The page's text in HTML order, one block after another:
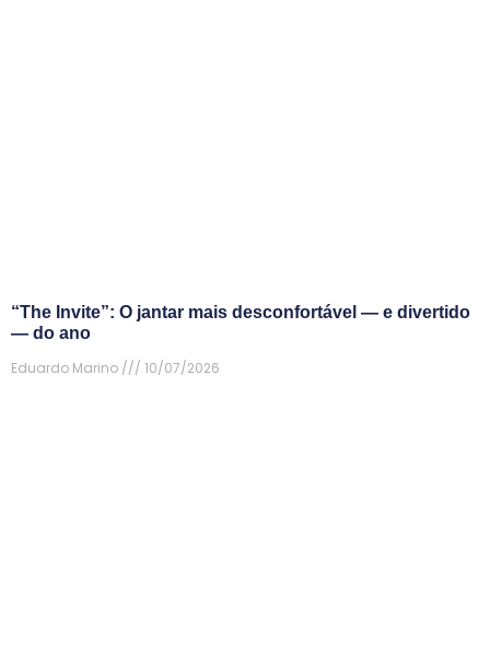
“The Invite”: O jantar mais desconfortável — e divertido
— do ano
Eduardo Marino
10/07/2026